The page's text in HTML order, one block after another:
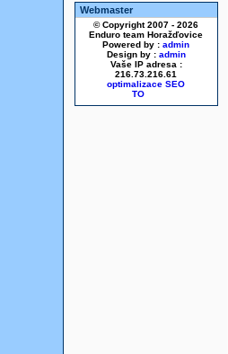
Webmaster
© Copyright 2007 - 2026
Enduro team Horažďovice
Powered by : admin
Design by : admin
Vaše IP adresa :
216.73.216.61
optimalizace SEO